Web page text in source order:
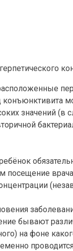
значений (в
бывают
на фоне
проводится